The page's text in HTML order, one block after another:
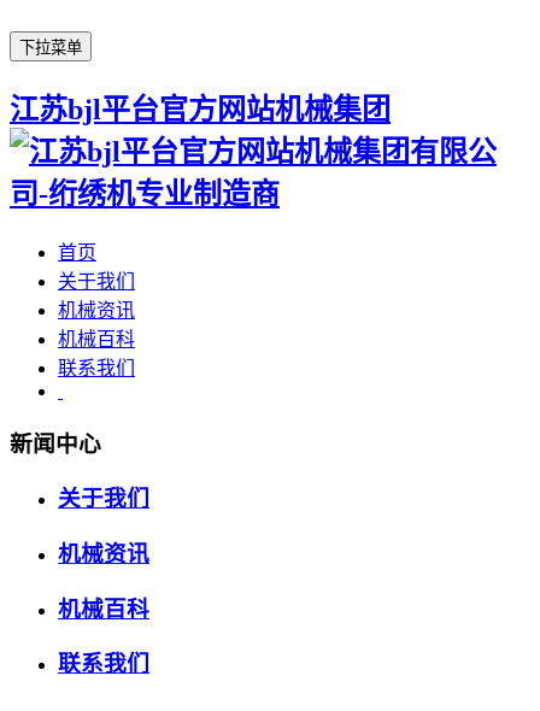
下拉菜单
江苏bjl平台官方网站机械集团
首页
关于我们
机械资讯
机械百科
联系我们
新闻中心
关于我们
机械资讯
机械百科
联系我们